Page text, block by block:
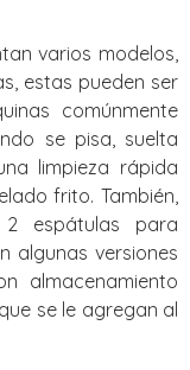
varios modelos,
estas pueden ser
comúnmente
se pisa, suelta
limpieza rápida
frito. También,
espátulas para
algunas versiones
almacenamiento
se le agregan al